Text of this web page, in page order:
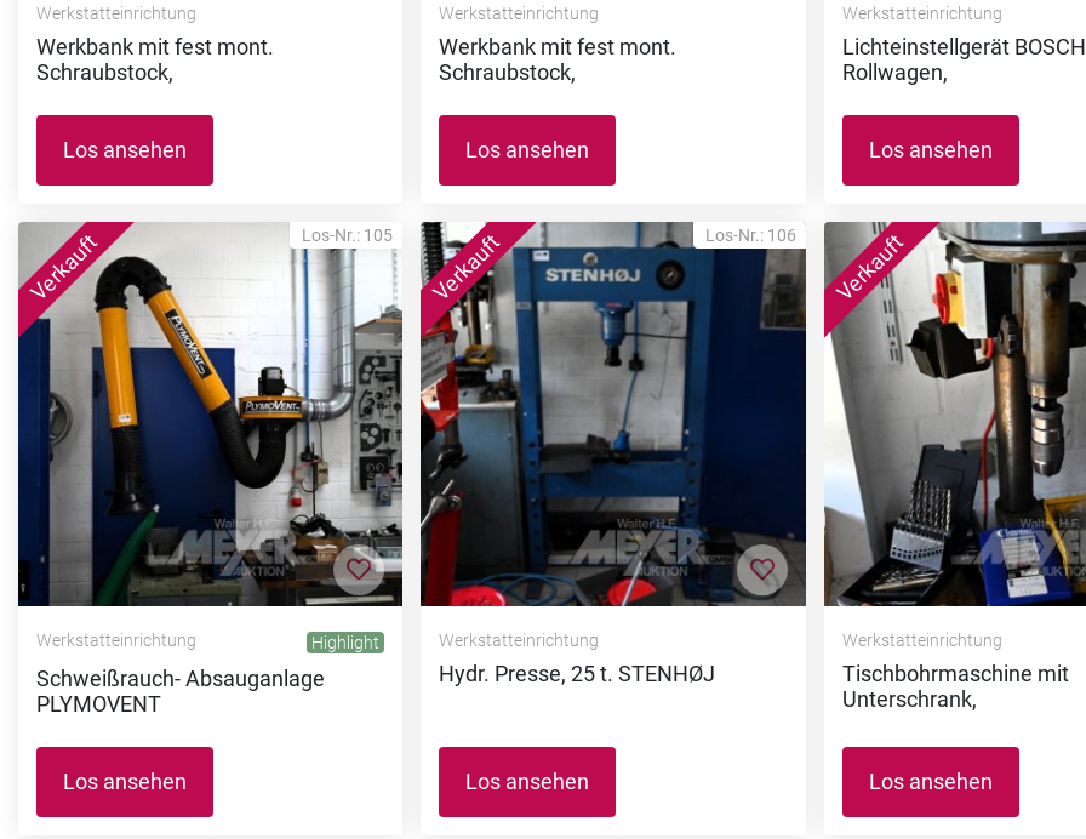
Werkstatteinrichtung
Werkbank mit fest mont.
Schraubstock,
Los ansehen
Werkstatteinrichtung
Werkbank mit fest mont.
Schraubstock,
Los ansehen
Werkstatteinrichtung
Lichteinstellgerät
Rollwagen,
Los ansehen
Los-Nr.: 105
Zur Merkliste hinzufügen
Werkstatteinrichtung
Schweißrauch- Absauganlage
PLYMOVENT
Los ansehen
Los-Nr.: 106
Zur Merkliste hinzufügen
Werkstatteinrichtung
Hydr. Presse, 25 t. STENHØJ
Los ansehen
Werkstatteinrichtung
Tischbohrmaschine mit
Unterschrank,
Los ansehen